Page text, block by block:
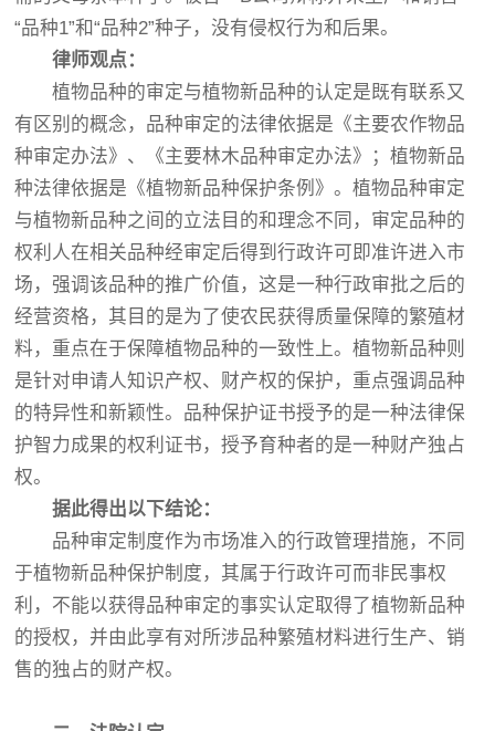
“品种1”和“品种2”种子，没有侵权行为和后果。
律师观点：
植物品种的审定与植物新品种的认定是既有联系又
有区别的概念，品种审定的法律依据是《主要农作物品
种审定办法》、《主要林木品种审定办法》；植物新品
种法律依据是《植物新品种保护条例》。植物品种审定
与植物新品种之间的立法目的和理念不同，审定品种的
权利人在相关品种经审定后得到行政许可即准许进入市
场，强调该品种的推广价值，这是一种行政审批之后的
经营资格，其目的是为了使农民获得质量保障的繁殖材
料，重点在于保障植物品种的一致性上。植物新品种则
是针对申请人知识产权、财产权的保护，重点强调品种
的特异性和新颖性。品种保护证书授予的是一种法律保
护智力成果的权利证书，授予育种者的是一种财产独占
权。
据此得出以下结论：
品种审定制度作为市场准入的行政管理措施，不同
于植物新品种保护制度，其属于行政许可而非民事权
利，不能以获得品种审定的事实认定取得了植物新品种
的授权，并由此享有对所涉品种繁殖材料进行生产、销
售的独占的财产权。